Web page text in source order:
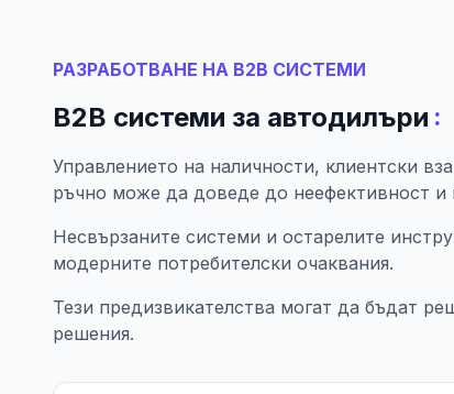
РАЗРАБОТВАНЕ НА B2B СИСТЕМИ
B2B системи за автодилъри :
Управлението на наличности, клиентски
ръчно може да доведе до неефективност и
Несвързаните системи и остарелите
модерните потребителски очаквания.
Тези предизвикателства могат да бъдат
решения.